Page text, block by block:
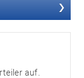
auf.